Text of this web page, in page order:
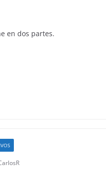
en dos partes.